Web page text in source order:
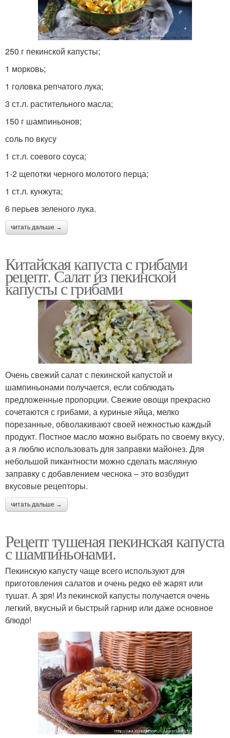
250 г пекинской капусты;
1 морковь;
1 головка репчатого лука;
3 ст.л. растительного масла;
150 г шампиньонов;
соль по вкусу
1 ст.л. соевого соуса;
1-2 щепотки черного молотого перца;
1 ст.л. кунжута;
6 перьев зеленого лука.
читать дальше →
Китайская капуста с грибами
рецепт. Салат из пекинской
капусты с грибами
Очень свежий салат с пекинской капустой и
шампиньонами получается, если соблюдать
предложенные пропорции. Свежие овощи прекрасно
сочетаются с грибами, а куриные яйца, мелко
порезанные, обволакивают своей нежностью каждый
продукт. Постное масло можно выбрать по своему вкусу,
а я люблю использовать для заправки майонез. Для
небольшой пикантности можно сделать масляную
заправку с добавлением чеснока – это возбудит
вкусовые рецепторы.
читать дальше →
Рецепт тушеная пекинская капуста
с шампиньонами.
Пекинскую капусту чаще всего используют для
приготовления салатов и очень редко её жарят или
тушат. А зря! Из пекинской капусты получается очень
легкий, вкусный и быстрый гарнир или даже основное
блюдо!